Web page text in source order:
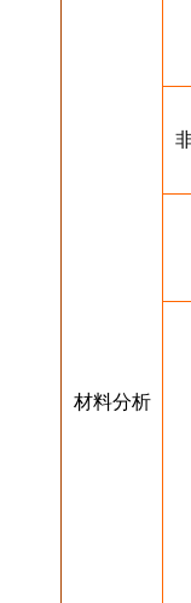
材料分析